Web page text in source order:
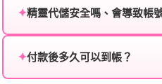
贈送、大額儲值優惠及節
✦精靈代儲安全嗎、會導致帳
單，不使用外掛程式、非法
✦付款後多久可以到帳？